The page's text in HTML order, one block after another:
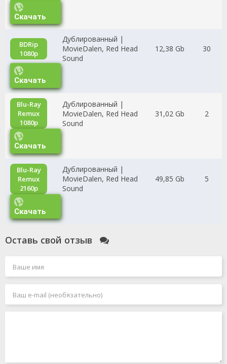
Скачать
BDRip
1080p
Дублированный |
MovieDalen, Red Head
Sound
12,38 Gb 30
Скачать
Blu-Ray
Remux
1080p
Дублированный |
MovieDalen, Red Head
Sound
31,02 Gb 2
Скачать
Blu-Ray
Remux
2160p
Дублированный |
MovieDalen, Red Head
Sound
49,85 Gb 5
Скачать
Оставь свой отзыв